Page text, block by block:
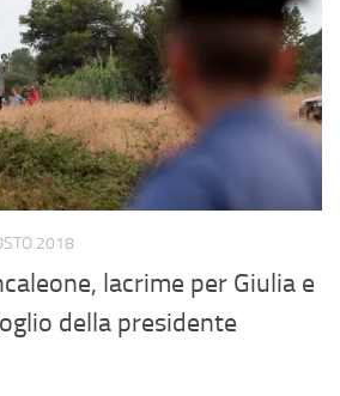
2018
lacrime per Giulia e
della presidente